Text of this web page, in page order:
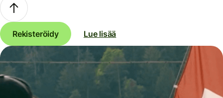
Rekisteröidy Lue lisää